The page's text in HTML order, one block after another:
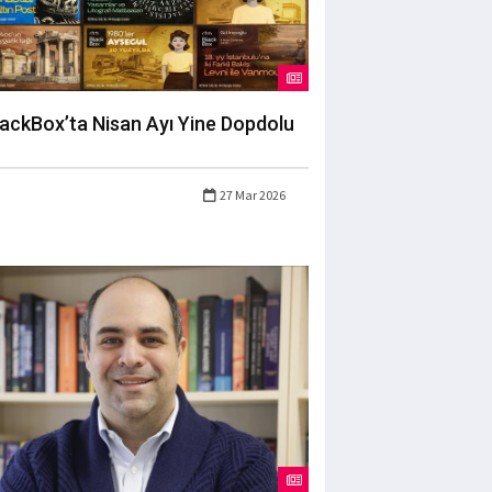
Nisan Ayı Yine Dopdolu
27 Mar 2026